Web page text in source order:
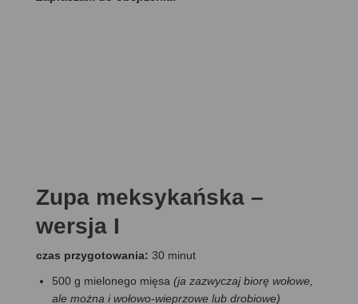
Zupa meksykańska –
wersja I
czas przygotowania: 30 minut
500 g mielonego mięsa (ja zazwyczaj biorę wołowe,
ale można i wołowo-wieprzowe lub drobiowe)